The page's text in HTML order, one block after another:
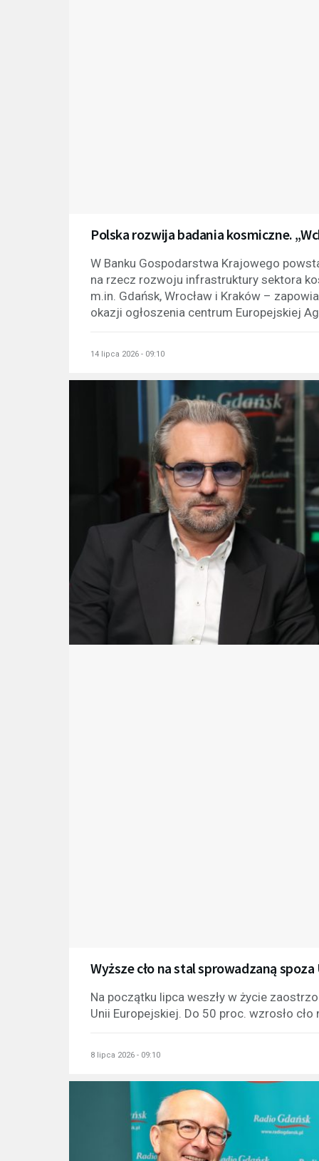
Polska rozwija badania kosmiczne.
W Banku Gospodarstwa Krajowego
na rzecz rozwoju infrastruktury sektora
m.in. Gdańsk, Wrocław i Kraków –
okazji ogłoszenia centrum Europejskiej
14 lipca 2026 - 09:10
Wyższe cło na stal sprowadzaną spoza
Na początku lipca weszły w życie
Unii Europejskiej. Do 50 proc. wzrosło
8 lipca 2026 - 09:10